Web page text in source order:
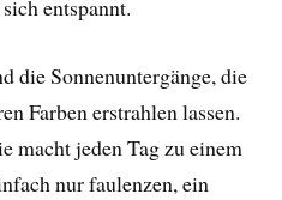
entspannt.
die Sonnenuntergänge, die
Farben erstrahlen lassen.
macht jeden Tag zu einem
nur faulenzen, ein